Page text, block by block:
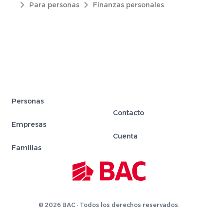
Para personas Finanzas personales
Personas
Empresas
Familias
Contacto
Cuenta
© 2026 BAC · Todos los derechos reservados.